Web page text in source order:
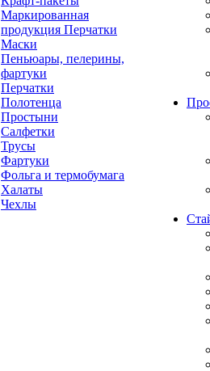
Маркированная
продукция Перчатки
Маски
Пеньюары, пелерины,
фартуки
Перчатки
Полотенца
Простыни
Салфетки
Трусы
Фартуки
Фольга и термобумага
Халаты
Чехлы